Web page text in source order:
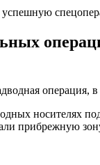
успешную
носителях
прибрежную